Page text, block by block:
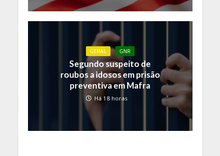
GERAL GNR
Segundo suspeito de
roubos a idosos em prisão
preventiva em Mafra
Há 18 horas